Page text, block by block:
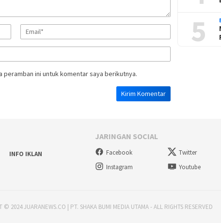
peramban ini untuk komentar saya berikutnya.
5
INFO IKLAN
JARINGAN SOCIAL
Facebook Twitter
Instagram
Youtube
© 2024 JUARANEWS.CO | PT. SHAKA BUMI MEDIA UTAMA - ALL RIGHTS RESERVED